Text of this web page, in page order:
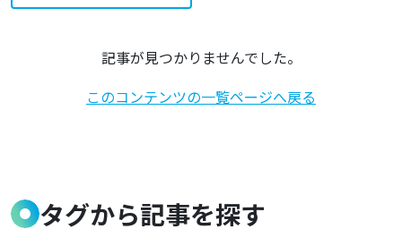
記事が見つかりませんでした。
このコンテンツの一覧ページへ戻る
タグから記事を探す